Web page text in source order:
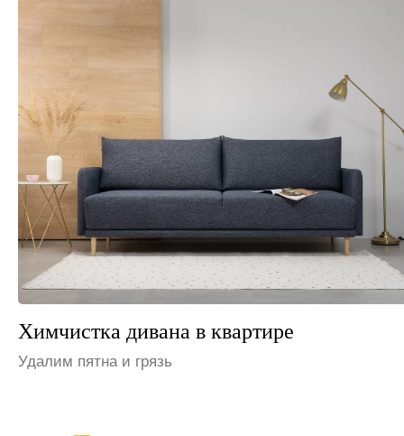
Химчистка дивана в офисе
Устраним неприятные запахи